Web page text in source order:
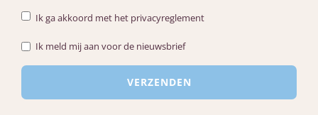
Ik ga akkoord met het privacyreglement
Ik meld mij aan voor de nieuwsbrief